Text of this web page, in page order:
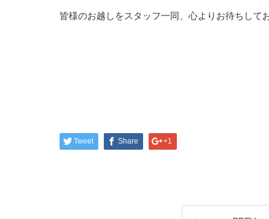
皆様のお越しをスタッフ一同、心よりお待ちして
Tweet Share +1